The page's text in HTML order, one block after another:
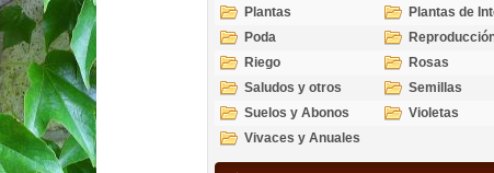
Plantas
Plantas de
Poda
Riego
Rosas
Saludos y otros
temas
Semillas
Suelos y Abonos
Violetas
Vivaces y Anuales